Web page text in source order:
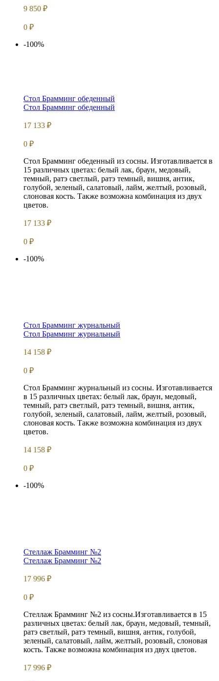
9 850 ₽
0 ₽
-100%
Стол Брамминг обеденный
Стол Брамминг обеденный
17 133 ₽
0 ₽
Стол Брамминг обеденный из сосны. Изготавливается в
15 различных цветах: белый лак, браун, медовый,
темный, ратэ светлый, ратэ темный, вишня, антик,
голубой, зеленый, салатовый, лайм, желтый, розовый,
слоновая кость. Также возможна комбинация из двух
цветов.
17 133 ₽
0 ₽
-100%
Стол Брамминг журнальный
Стол Брамминг журнальный
14 158 ₽
0 ₽
Стол Брамминг журнальный из сосны. Изготавливается
в 15 различных цветах: белый лак, браун, медовый,
темный, ратэ светлый, ратэ темный, вишня, антик,
голубой, зеленый, салатовый, лайм, желтый, розовый,
слоновая кость. Также возможна комбинация из двух
цветов.
14 158 ₽
0 ₽
-100%
Стеллаж Брамминг №2
Стеллаж Брамминг №2
17 996 ₽
0 ₽
Стеллаж Брамминг №2 из сосны.Изготавливается в 15
различных цветах: белый лак, браун, медовый, темный,
ратэ светлый, ратэ темный, вишня, антик, голубой,
зеленый, салатовый, лайм, желтый, розовый, слоновая
кость. Также возможна комбинация из двух цветов.
17 996 ₽